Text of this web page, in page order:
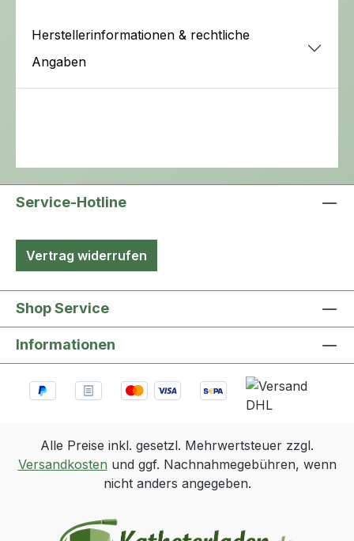
Herstellerinformationen & rechtliche
Angaben
Service-Hotline
Vertrag widerrufen
Shop Service
Informationen
Alle Preise inkl. gesetzl. Mehrwertsteuer zzgl.
Versandkosten und ggf. Nachnahmegebühren, wenn
nicht anders angegeben.